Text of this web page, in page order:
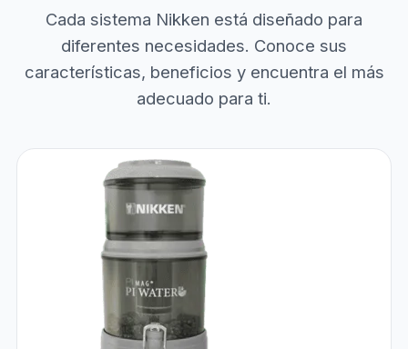
Cada sistema Nikken está diseñado para
diferentes necesidades. Conoce sus
características, beneficios y encuentra el más
adecuado para ti.